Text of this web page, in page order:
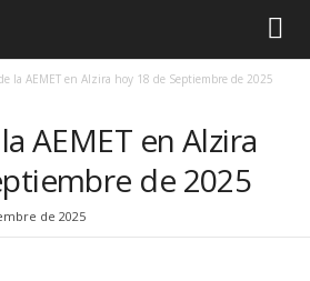
la AEMET en Alzira hoy 18 de Septiembre de 2025
AEMET en Alzira
de 2025
de 2025